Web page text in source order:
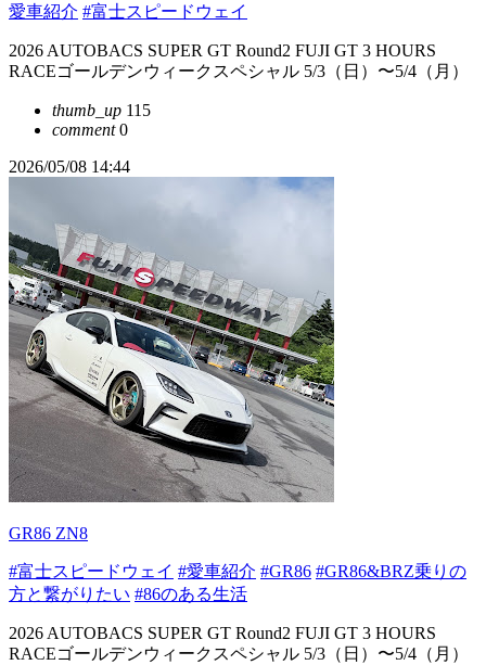
愛車紹介 #富士スピードウェイ
2026 AUTOBACS SUPER GT Round2 FUJI GT 3 HOURS
RACEゴールデンウィークスペシャル 5/3（日）〜5/4（月）
thumb_up 115
comment0
2026/05/08 14:44
GR86 ZN8
#富士スピードウェイ #愛車紹介 #GR86 #GR86&BRZ乗りの
方と繋がりたい #86のある生活
2026 AUTOBACS SUPER GT Round2 FUJI GT 3 HOURS
RACEゴールデンウィークスペシャル 5/3（日）〜5/4（月）